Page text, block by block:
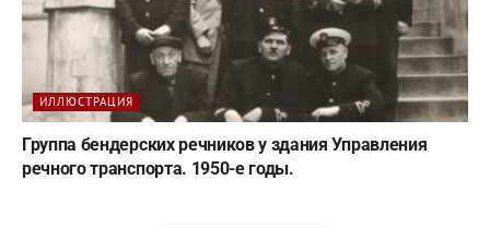
ИЛЛЮСТРАЦИЯ
Группа бендерских речников у здания Управления
речного транспорта. 1950-е годы.